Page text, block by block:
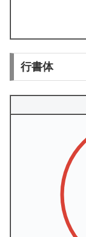
行書体